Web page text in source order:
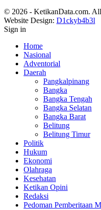
© 2026 - KetikanData.com.
Website Design: D1ckyb4b3l
Sign in
Home
Nasional
Adventorial
Daerah
Pangkalpinang
Bangka
Bangka Tengah
Bangka Selatan
Bangka Barat
Belitung
Belitung Timur
Politik
Hukum
Ekonomi
Olahraga
Kesehatan
Ketikan Opini
Redaksi
Pedoman Pemberitaan